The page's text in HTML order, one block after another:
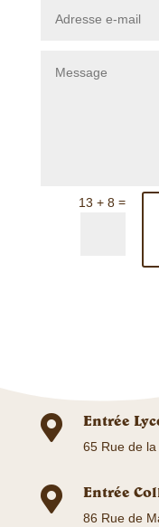
13 + 8 =
 Entrée
65 Rue de
 Entrée
86 Rue de